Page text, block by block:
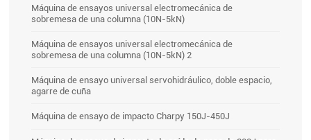
Máquina de ensayos universal electromecánica de
sobremesa de una columna (10N-5kN)
Máquina de ensayos universal electromecánica de
sobremesa de una columna (10N-5kN) 2
Máquina de ensayo universal servohidráulico, doble espacio,
agarre de cuña
Máquina de ensayo de impacto Charpy 150J-450J